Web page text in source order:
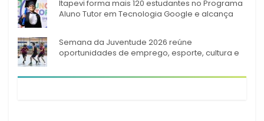
Itapevi forma mais 120 estudantes no Programa
Aluno Tutor em Tecnologia Google e alcança
Semana da Juventude 2026 reúne
oportunidades de emprego, esporte, cultura e